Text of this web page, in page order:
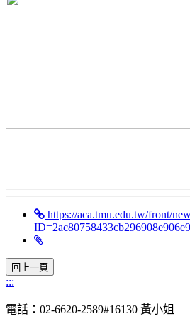
https://aca.tmu.edu.tw/front/
:::
電話：02-6620-2589#16130 黃小姐